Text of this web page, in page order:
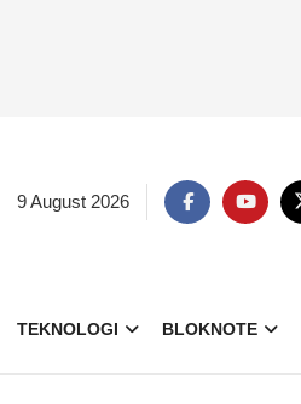
9 August 2026
TEKNOLOGI BLOKNOTE